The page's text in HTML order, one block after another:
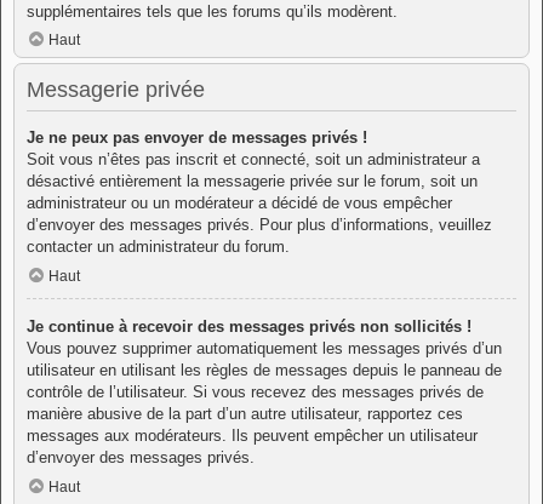
supplémentaires tels que les forums qu’ils modèrent.
Haut
Messagerie privée
Je ne peux pas envoyer de messages privés !
Soit vous n’êtes pas inscrit et connecté, soit un administrateur a
désactivé entièrement la messagerie privée sur le forum, soit un
administrateur ou un modérateur a décidé de vous empêcher
d’envoyer des messages privés. Pour plus d’informations, veuillez
contacter un administrateur du forum.
Haut
Je continue à recevoir des messages privés non sollicités !
Vous pouvez supprimer automatiquement les messages privés d’un
utilisateur en utilisant les règles de messages depuis le panneau de
contrôle de l’utilisateur. Si vous recevez des messages privés de
manière abusive de la part d’un autre utilisateur, rapportez ces
messages aux modérateurs. Ils peuvent empêcher un utilisateur
d’envoyer des messages privés.
Haut